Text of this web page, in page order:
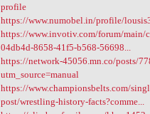
profile
https://www.numobel.in/profile/
https://www.invotiv.com/forum/main/
04db4d-8658-41f5-b568-56698...
https://network-45056.mn.co/posts/
utm_source=manual
https://www.championsbelts.com/
post/wrestling-history-facts?comme...